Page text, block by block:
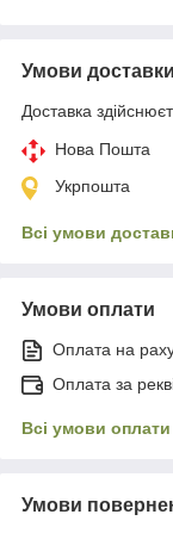
Умови доставки
Доставка
Нова Пошта
Укрпошта
Всі умови
Умови оплати
Оплата на
Оплата за
Всі умови оплати
Умови